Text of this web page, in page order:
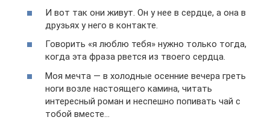
И вот так они живут. Он у нее в сердце, а она в
друзьях у него в контакте.
Говорить «я люблю тебя» нужно только тогда,
когда эта фраза рвется из твоего сердца.
Моя мечта — в холодные осенние вечера греть
ноги возле настоящего камина, читать
интересный роман и неспешно попивать чай с
тобой вместе…